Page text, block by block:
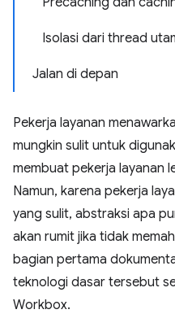
Isolasi dari thread
Jalan di depan
Pekerja layanan
mungkin sulit untuk
membuat pekerja layanan
Namun, karena pekerja
yang sulit, abstraksi apa
akan rumit jika tidak
bagian pertama
teknologi dasar tersebut
Workbox.